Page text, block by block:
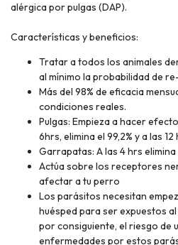
alérgica por pulgas (DAP).
Características y beneficios:
Tratar a todos los animales
al mínimo la probabilidad de
Más del 98% de eficacia
condiciones reales.
Pulgas: Empieza a hacer
6hrs, elimina el 99,2% y a las 12
Garrapatas: A las 4 hrs elimina
Actúa sobre los receptores
afectar a tu perro
Los parásitos necesitan
huésped para ser expuestos
por consiguiente, el riesgo de
enfermedades por estos